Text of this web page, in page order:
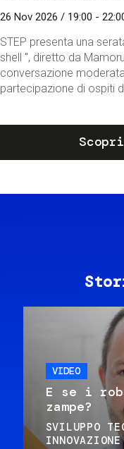
26 Nov 2026 / 19:00 -
STEP presenta una
shell ", diretto da
conversazione
partecipazione di ospiti
VIDEO
E se i
zampe?
SVILUPPO
INNOVAZIONE